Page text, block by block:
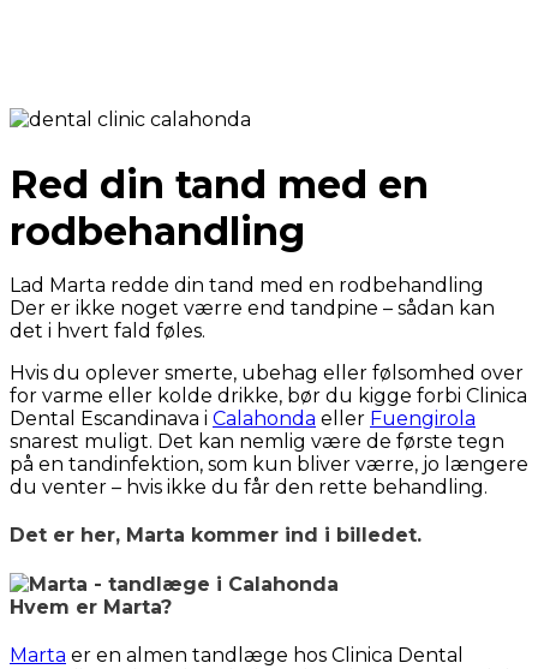
Red din tand med en
rodbehandling
Lad Marta redde din tand med en rodbehandling
Der er ikke noget værre end tandpine – sådan kan
det i hvert fald føles.
Hvis du oplever smerte, ubehag eller følsomhed over
for varme eller kolde drikke, bør du kigge forbi Clinica
Dental Escandinava i Calahonda eller Fuengirola
snarest muligt. Det kan nemlig være de første tegn
på en tandinfektion, som kun bliver værre, jo længere
du venter – hvis ikke du får den rette behandling.
Det er her, Marta kommer ind i billedet.
Hvem er Marta?
Marta er en almen tandlæge hos Clinica Dental